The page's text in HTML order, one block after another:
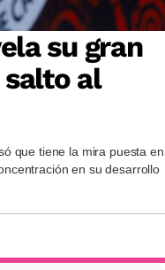
su gran
al
que tiene la mira puesta en
en su desarrollo